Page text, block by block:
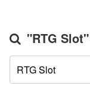
"RTG Slot"